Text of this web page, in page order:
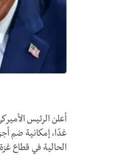
أعلن الرئيس
غدًا، إمكانية ضم
الحالية في قطاع